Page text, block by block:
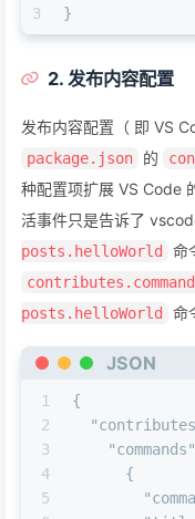
3
}
2. 发布内容配置
发布内容配置（ 即 VS
package.json 的
种配置项扩展 VS Code
活事件只是告诉了
posts.helloWorld
命
posts.helloWorld
命
JSON
1
2
3
4
5
{
"commands"
{